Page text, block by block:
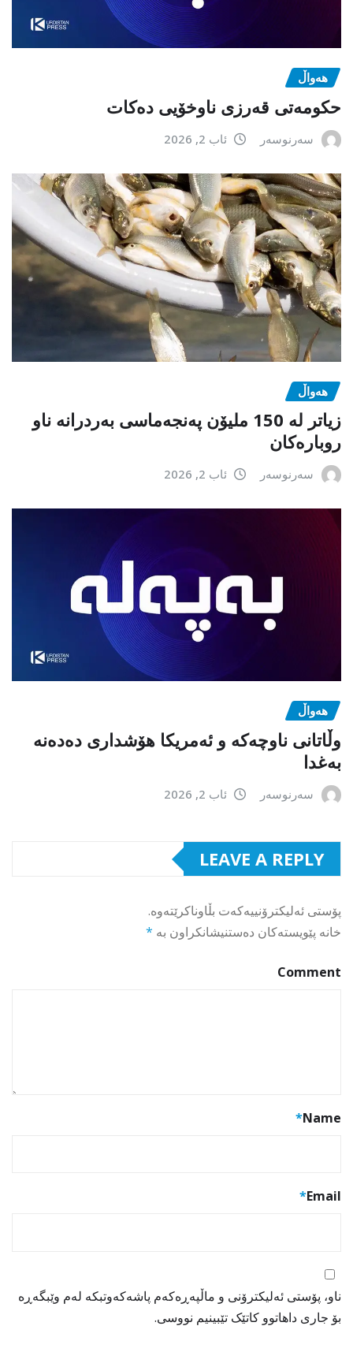
هەواڵ
حکومەتی قەرزی ناوخۆیی دەکات
سەرنوسەر ئاب 2, 2026
هەواڵ
زیاتر لە 150 ملیۆن پەنجەماسی بەردرانە ناو
روبارەکان
سەرنوسەر ئاب 2, 2026
هەواڵ
وڵاتانی ناوچەکە و ئەمریکا هۆشداری دەدەنە
بەغدا
سەرنوسەر ئاب 2, 2026
LEAVE A REPLY
پۆستی ئەلیکترۆنییەکەت بڵاوناکرێتەوە.
خانە پێویستەکان دەستنیشانکراون بە *
Comment
Name
*
Email
*
ناو، پۆستی ئەلیکترۆنی و ماڵپەڕەکەم پاشەکەوتبکە لەم وێبگەڕە
بۆ جاری داهاتوو کاتێک تێبینیم نووسی.